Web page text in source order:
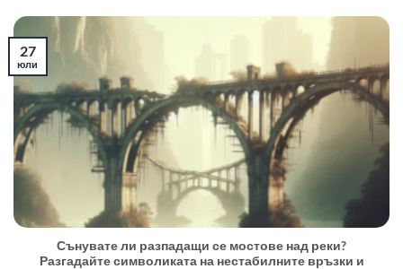
Сънувате ли разпадащи се мостове над реки?
Разгадайте символиката на нестабилните връзки и
27
юли